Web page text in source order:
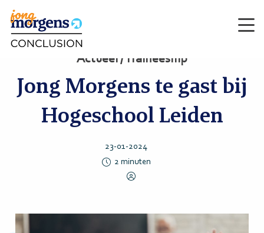
Actueel / Traineeship
Jong Morgens te gast bij
Hogeschool Leiden
23-01-2024
2 minuten